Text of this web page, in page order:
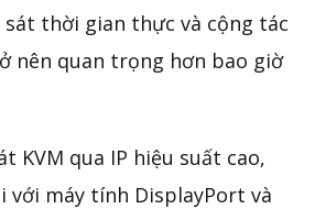
thời gian thực và cộng tác
nên quan trọng hơn bao giờ
KVM qua IP hiệu suất cao,
với máy tính DisplayPort và